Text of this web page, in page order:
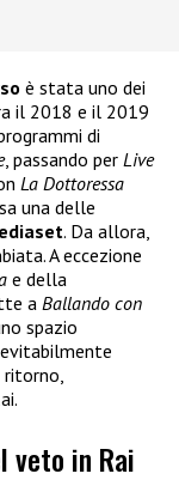
è stata uno dei
il 2018 e il 2019
di
, passando per Live
La Dottoressa
una delle
. Da allora,
A eccezione
e della
a Ballando con
spazio
ritorno,
veto in Rai